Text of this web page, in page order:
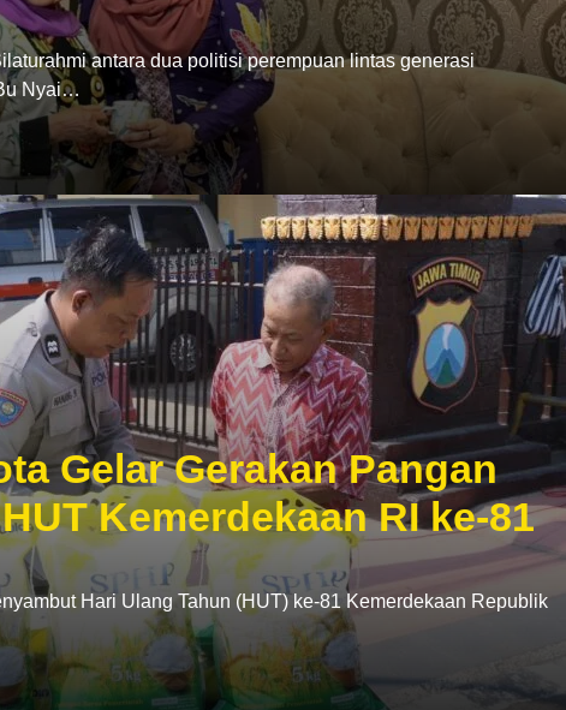
antara dua politisi perempuan lintas generasi
Nyai…
Gelar Gerakan Pangan
Kemerdekaan RI ke-81
Hari Ulang Tahun (HUT) ke-81 Kemerdekaan Republik